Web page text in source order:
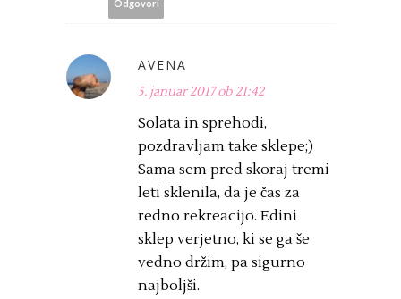
Odgovori
AVENA
5. januar 2017 ob 21:42
Solata in sprehodi,
pozdravljam take sklepe;)
Sama sem pred skoraj tremi
leti sklenila, da je čas za
redno rekreacijo. Edini
sklep verjetno, ki se ga še
vedno držim, pa sigurno
najboljši.